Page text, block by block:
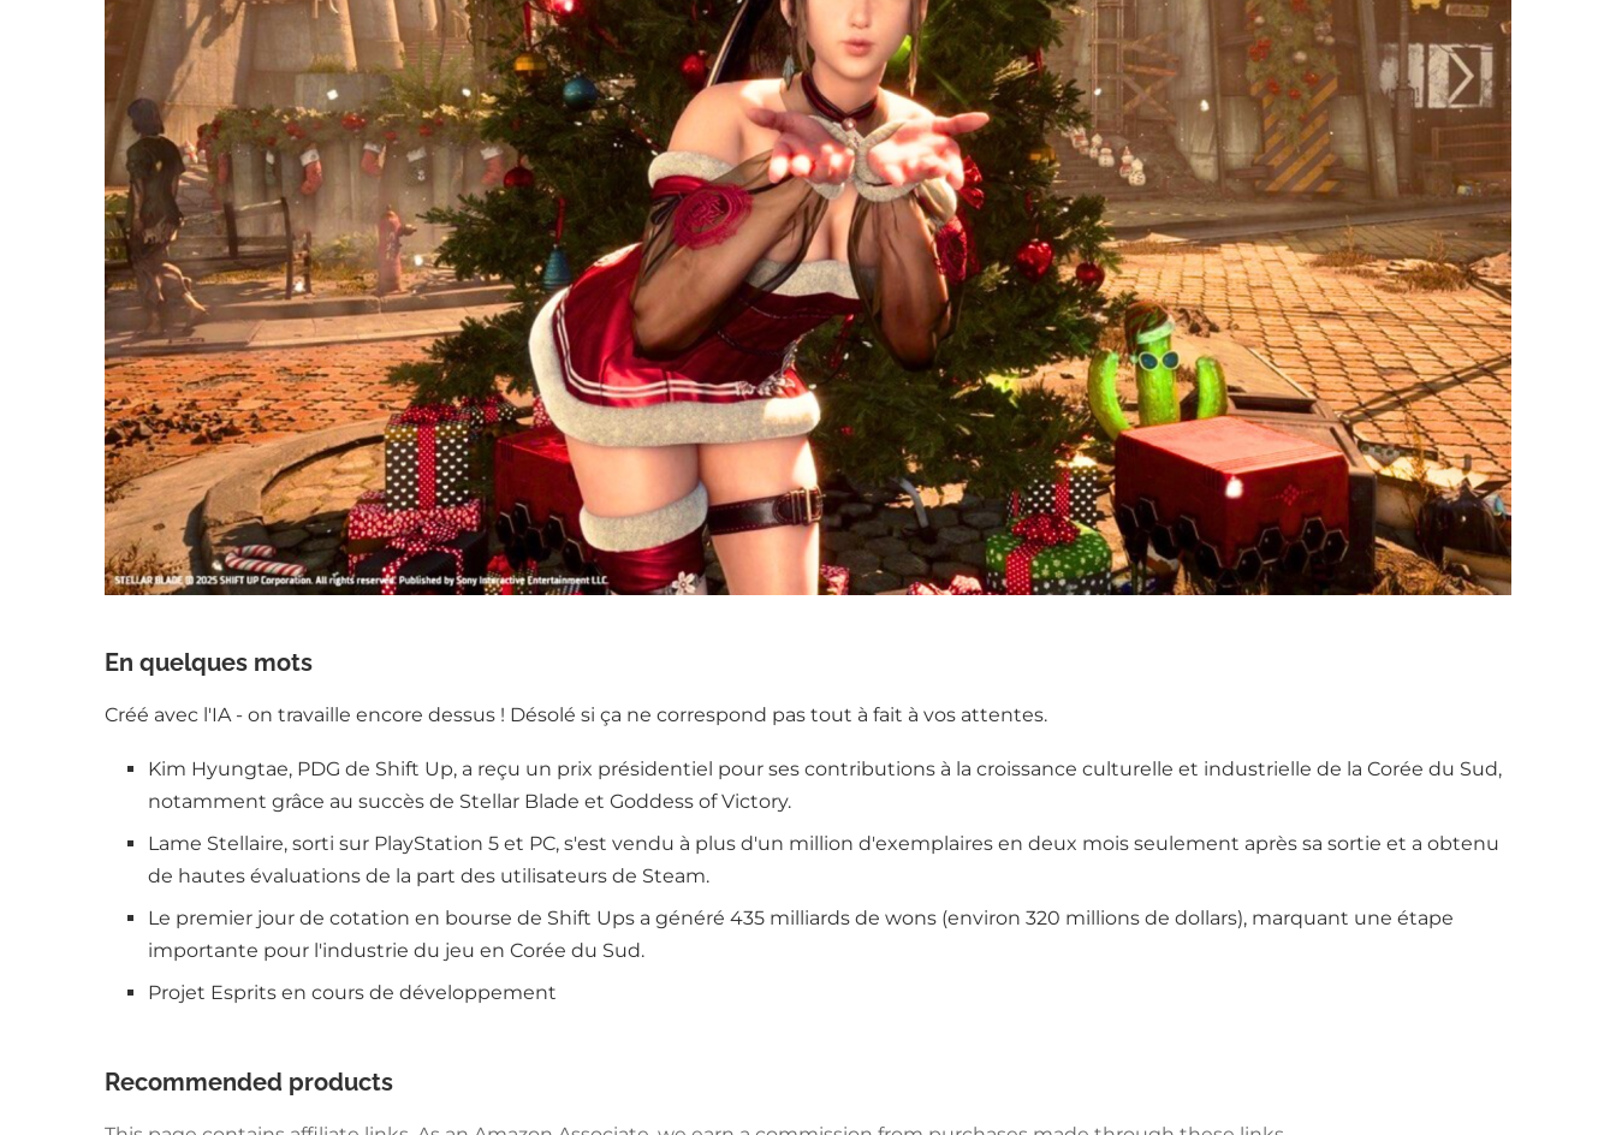
En quelques mots
Créé avec l'IA - on travaille encore dessus ! Désolé si ça ne correspond pas tout à fait à vos attentes.
Kim Hyungtae, PDG de Shift Up, a reçu un prix présidentiel pour ses contributions à la croissance culturelle et industrielle de la Corée du Sud,
notamment grâce au succès de Stellar Blade et Goddess of Victory.
Lame Stellaire, sorti sur PlayStation 5 et PC, s'est vendu à plus d'un million d'exemplaires en deux mois seulement après sa sortie et a obtenu
de hautes évaluations de la part des utilisateurs de Steam.
Le premier jour de cotation en bourse de Shift Ups a généré 435 milliards de wons (environ 320 millions de dollars), marquant une étape
importante pour l'industrie du jeu en Corée du Sud.
Projet Esprits en cours de développement
Recommended products